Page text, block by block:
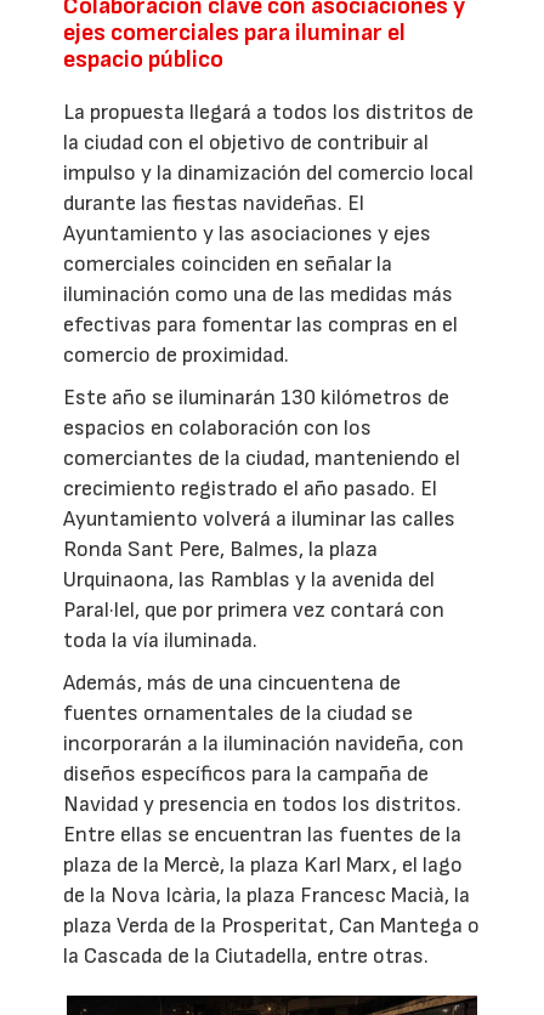
Colaboración clave con asociaciones y
ejes comerciales para iluminar el
espacio público
La propuesta llegará a todos los distritos de
la ciudad con el objetivo de contribuir al
impulso y la dinamización del comercio local
durante las fiestas navideñas. El
Ayuntamiento y las asociaciones y ejes
comerciales coinciden en señalar la
iluminación como una de las medidas más
efectivas para fomentar las compras en el
comercio de proximidad.
Este año se iluminarán 130 kilómetros de
espacios en colaboración con los
comerciantes de la ciudad, manteniendo el
crecimiento registrado el año pasado. El
Ayuntamiento volverá a iluminar las calles
Ronda Sant Pere, Balmes, la plaza
Urquinaona, las Ramblas y la avenida del
Paral·lel, que por primera vez contará con
toda la vía iluminada.
Además, más de una cincuentena de
fuentes ornamentales de la ciudad se
incorporarán a la iluminación navideña, con
diseños específicos para la campaña de
Navidad y presencia en todos los distritos.
Entre ellas se encuentran las fuentes de la
plaza de la Mercè, la plaza Karl Marx, el lago
de la Nova Icària, la plaza Francesc Macià, la
plaza Verda de la Prosperitat, Can Mantega o
la Cascada de la Ciutadella, entre otras.